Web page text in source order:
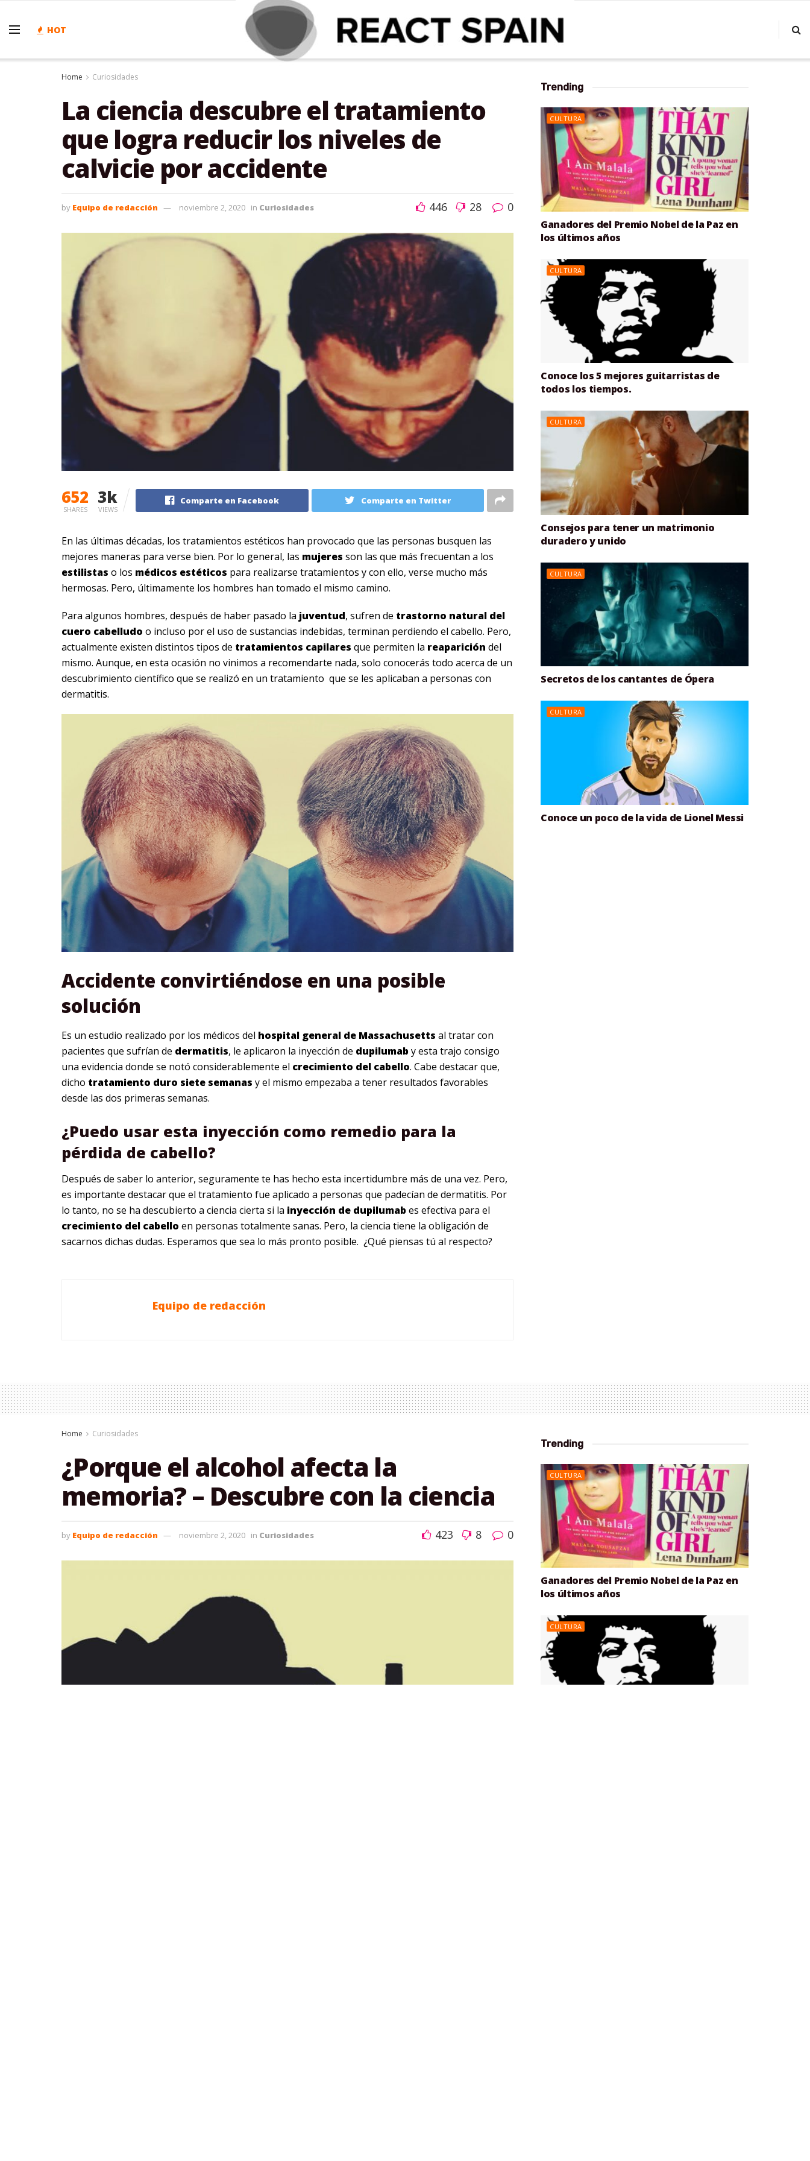
HOT
Home Curiosidades
La ciencia descubre el tratamiento
que logra reducir los niveles de
calvicie por accidente
by Equipo de redacción noviembre 2, 2020 in Curiosidades 446 28 0
652
SHARES
3k
VIEWS
Comparte en Facebook Comparte en Twitter
En las últimas décadas, los tratamientos estéticos han provocado que las personas busquen las
mejores maneras para verse bien. Por lo general, las mujeres son las que más frecuentan a los
estilistas o los médicos estéticos para realizarse tratamientos y con ello, verse mucho más
hermosas. Pero, últimamente los hombres han tomado el mismo camino.
Para algunos hombres, después de haber pasado la juventud, sufren de trastorno natural del
cuero cabelludo o incluso por el uso de sustancias indebidas, terminan perdiendo el cabello. Pero,
actualmente existen distintos tipos de tratamientos capilares que permiten la reaparición del
mismo. Aunque, en esta ocasión no vinimos a recomendarte nada, solo conocerás todo acerca de un
descubrimiento científico que se realizó en un tratamiento que se les aplicaban a personas con
dermatitis.
Accidente convirtiéndose en una posible
solución
Es un estudio realizado por los médicos del hospital general de Massachusetts al tratar con
pacientes que sufrían de dermatitis, le aplicaron la inyección de dupilumab y esta trajo consigo
una evidencia donde se notó considerablemente el crecimiento del cabello. Cabe destacar que,
dicho tratamiento duro siete semanas y el mismo empezaba a tener resultados favorables
desde las dos primeras semanas.
¿Puedo usar esta inyección como remedio para la
pérdida de cabello?
Después de saber lo anterior, seguramente te has hecho esta incertidumbre más de una vez. Pero,
es importante destacar que el tratamiento fue aplicado a personas que padecían de dermatitis. Por
lo tanto, no se ha descubierto a ciencia cierta si la inyección de dupilumab es efectiva para el
crecimiento del cabello en personas totalmente sanas. Pero, la ciencia tiene la obligación de
sacarnos dichas dudas. Esperamos que sea lo más pronto posible. ¿Qué piensas tú al respecto?
Equipo de redacción
Trending
CULTURA
Ganadores del Premio Nobel de la Paz en
los últimos años
CULTURA
Conoce los 5 mejores guitarristas de
todos los tiempos.
CULTURA
Consejos para tener un matrimonio
duradero y unido
CULTURA
Secretos de los cantantes de Ópera
CULTURA
Conoce un poco de la vida de Lionel Messi
Home Curiosidades
¿Porque el alcohol afecta la
memoria? – Descubre con la ciencia
by Equipo de redacción noviembre 2, 2020 in Curiosidades 423 8 0
Trending
CULTURA
Ganadores del Premio Nobel de la Paz en
los últimos años
CULTURA